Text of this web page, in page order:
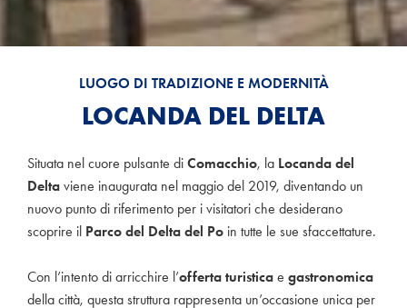
LUOGO DI TRADIZIONE E MODERNITÀ
LOCANDA DEL DELTA
Situata nel cuore pulsante di Comacchio, la Locanda del
Delta viene inaugurata nel maggio del 2019, diventando un
nuovo punto di riferimento per i visitatori che desiderano
scoprire il Parco del Delta del Po in tutte le sue sfaccettature.
Con l’intento di arricchire l’offerta turistica e gastronomica
della città, questa struttura rappresenta un’occasione unica per